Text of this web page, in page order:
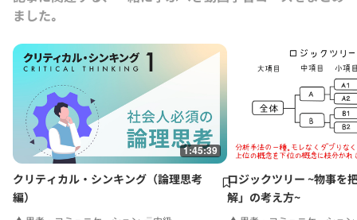
ました｡
1:45:39
クリティカル・シンキング（論理思考
編）
ロジックツリー ~物事を
解」の考え方~